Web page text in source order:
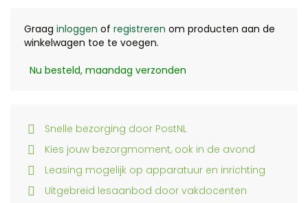
Graag inloggen of registreren om producten aan de
winkelwagen toe te voegen.
Nu besteld, maandag verzonden
Snelle bezorging door PostNL
Kies jouw bezorgmoment, ook in de avond
Leasing mogelijk op apparatuur en inrichting
Uitgebreid lesaanbod door vakdocenten